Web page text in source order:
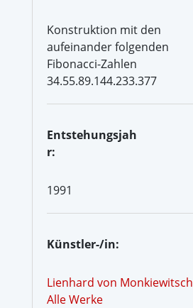
Konstruktion mit den
aufeinander folgenden
Fibonacci-Zahlen
34.55.89.144.233.377
Entstehungsjah
r:
1991
Künstler-/in:
Lienhard von Monkiewitsch
Alle Werke